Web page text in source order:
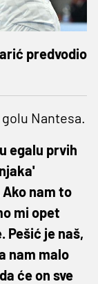
predvodio
Nantesa.
egalu prvih
nam to
mi opet
Pešić je naš,
nam malo
će on sve